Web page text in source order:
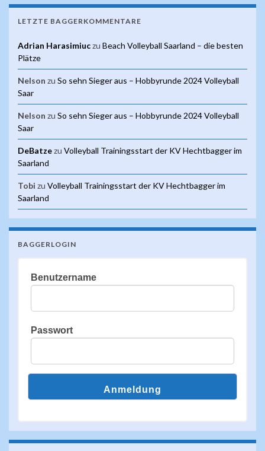
LETZTE BAGGERKOMMENTARE
Adrian Harasimiuczu Beach Volleyball Saarland – die besten
Plätze
Nelson zu So sehn Sieger aus – Hobbyrunde 2024 Volleyball
Saar
Nelson zu So sehn Sieger aus – Hobbyrunde 2024 Volleyball
Saar
DeBatzezu Volleyball Trainingsstart der KV Hechtbagger im
Saarland
Tobi zu Volleyball Trainingsstart der KV Hechtbagger im
Saarland
BAGGERLOGIN
Benutzername
Passwort